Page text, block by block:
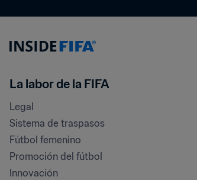
La labor de la FIFA
Legal
Sistema de traspasos
Fútbol femenino
Promoción del fútbol
Innovación